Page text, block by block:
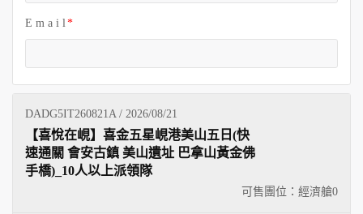
E m a i l
DADG5IT260821A / 2026/08/21
可售團位：經濟艙0
【喜悅在峴】喜金五星峴港美山五日(快
速通關 會安古鎮 美山遺址 巴拿山黃金佛
手橋)_10人以上派領隊